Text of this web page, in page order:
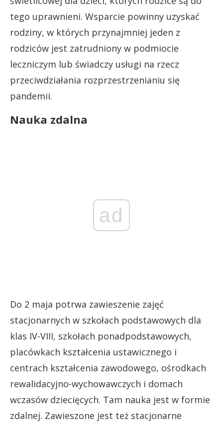
tego uprawnieni. Wsparcie powinny uzyskać
rodziny, w których przynajmniej jeden z
rodziców jest zatrudniony w podmiocie
leczniczym lub świadczy usługi na rzecz
przeciwdziałania rozprzestrzenianiu się
pandemii.
Nauka zdalna
ad
Do 2 maja potrwa zawieszenie zajęć
stacjonarnych w szkołach podstawowych dla
klas IV-VIII, szkołach ponadpodstawowych,
placówkach kształcenia ustawicznego i
centrach kształcenia zawodowego, ośrodkach
rewalidacyjno-wychowawczych i domach
wczasów dziecięcych. Tam nauka jest w formie
zdalnej. Zawieszone jest też stacjonarne